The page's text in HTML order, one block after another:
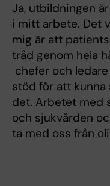
Ja, utbildningen
i mitt arbete. Det
mig är att
tråd genom hela
chefer och
stöd för att
det. Arbetet med
och sjukvården
ta med oss från